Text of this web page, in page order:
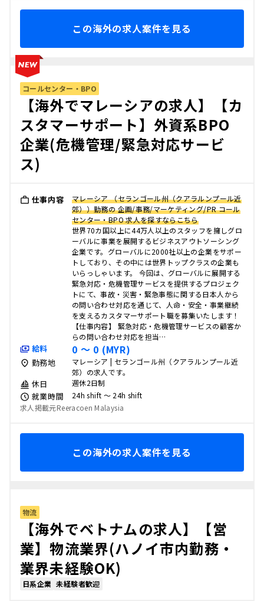
この海外の求人案件を見る
コールセンター・BPO
【海外でマレーシアの求人】【カ
スタマーサポート】外資系BPO
企業(危機管理/緊急対応サービ
ス)
仕事内容
マレーシア （セランゴール州（クアラルンプール近
郊））勤務の 企画/事務/マーケティング/PR コール
センター・BPO 求人を探すならこちら
世界70カ国以上に44万人以上のスタッフを擁しグロ
ーバルに事業を展開するビジネスアウトソーシング
企業です。グローバルに2000社以上の企業をサポー
トしており、その中には世界トップクラスの企業も
いらっしゃいます。 今回は、グローバルに展開する
緊急対応・危機管理サービスを提供するプロジェク
トにて、事故・災害・緊急事態に関する日本人から
の問い合わせ対応を通じて、人命・安全・事業継続
を支えるカスタマーサポート職を募集いたします！
【仕事内容】 緊急対応・危機管理サービスの顧客か
らの問い合わせ対応を担当…
給料 0 〜 0 (MYR)
勤務地
マレーシア | セランゴール州（クアラルンプール近
郊）の求人です。
休日 週休2日制
就業時間
24h shift 〜 24h shift
求人掲載元Reeracoen Malaysia
この海外の求人案件を見る
物流
【海外でベトナムの求人】【営
業】物流業界(ハノイ市内勤務・
業界未経験OK)
日系企業 未経験者歓迎